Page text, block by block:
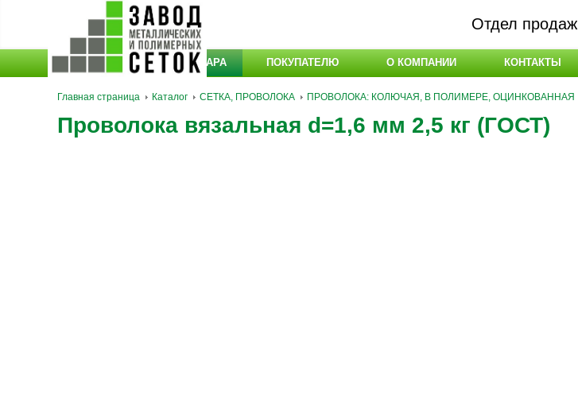
Отдел продаж
КАТАЛОГ ТОВАРА ПОКУПАТЕЛЮ О КОМПАНИИ КОНТАКТЫ
Главная страница Каталог СЕТКА, ПРОВОЛОКА ПРОВОЛОКА: КОЛЮЧАЯ, В ПОЛИМЕРЕ, ОЦИНКОВАННАЯ
Проволока вязальная d=1,6 мм 2,5 кг (ГОСТ)